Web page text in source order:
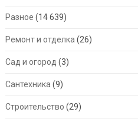
Разное (14 639)
Ремонт и отделка (26)
Сад и огород (3)
Сантехника (9)
Строительство (29)